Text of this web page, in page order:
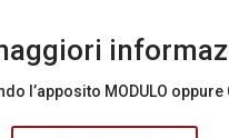
MODULO oppure